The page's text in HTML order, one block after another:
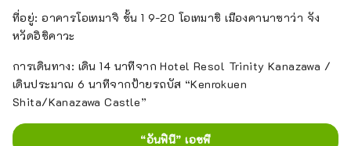
ที่อยู่: อาคารโอเทมาจิ ชั้น 1 9-20 โอเทมาชิ เมืองคานาซาว่า จัง
หวัดอิชิคาวะ
การเดินทาง: เดิน 14 นาทีจาก Hotel Resol Trinity Kanazawa /
เดินประมาณ 6 นาทีจากป้ายรถบัส “Kenrokuen
Shita/Kanazawa Castle”
“อันฟินี” เอชพี